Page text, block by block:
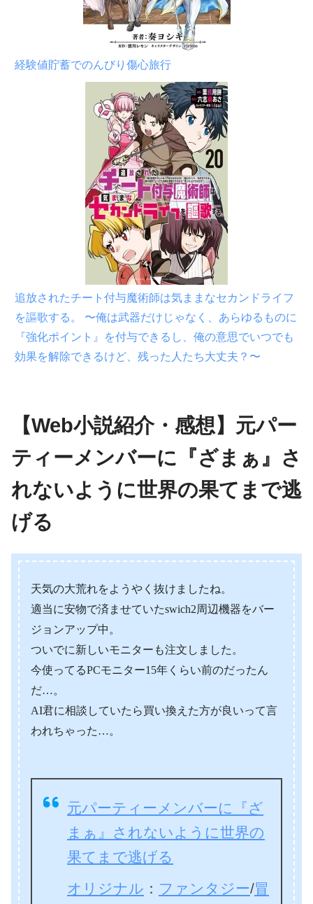
経験値貯蓄でのんびり傷心旅行
追放されたチート付与魔術師は気ままなセカンドライフ
を謳歌する。 〜俺は武器だけじゃなく、あらゆるものに
『強化ポイント』を付与できるし、俺の意思でいつでも
効果を解除できるけど、残った人たち大丈夫？〜
【Web小説紹介・感想】元パー
ティーメンバーに『ざまぁ』さ
れないように世界の果てまで逃
げる
天気の大荒れをようやく抜けましたね。
適当に安物で済ませていたswich2周辺機器をバー
ジョンアップ中。
ついでに新しいモニターも注文しました。
今使ってるPCモニター15年くらい前のだったん
だ…。
AI君に相談していたら買い換えた方が良いって言
われちゃった…。
元パーティーメンバーに『ざ
まぁ』されないように世界の
果てまで逃げる
オリジナル ： ファンタジー/冒